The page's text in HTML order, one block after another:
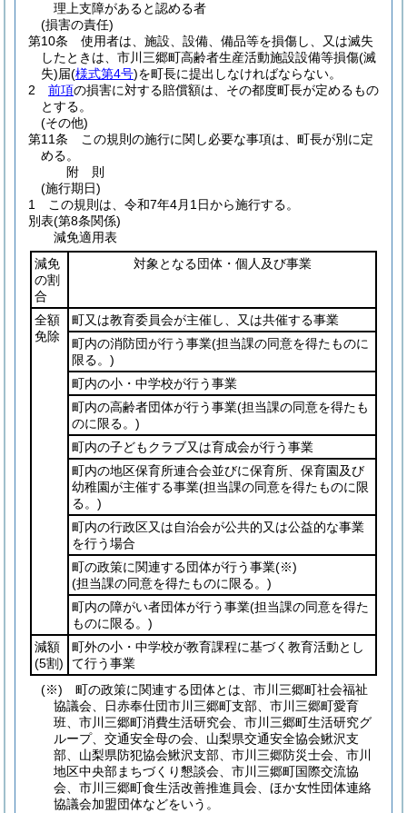
理上支障があると認める者
(損害の責任)
第10条
使用者は、施設、設備、備品等を損傷し、又は滅失
したときは、市川三郷町高齢者生産活動施設設備等損傷(滅
失)届(様式第4号)を町長に提出しなければならない。
2
前項の損害に対する賠償額は、その都度町長が定めるもの
とする。
(その他)
第11条
この規則の施行に関し必要な事項は、町長が別に定
める。
附 則
(施行期日)
1
この規則は、令和7年4月1日から施行する。
別表(第8条関係)
減免適用表
減免
の割
合
対象となる団体・個人及び事業
全額
免除
町又は教育委員会が主催し、又は共催する事業
町内の消防団が行う事業(担当課の同意を得たものに
限る。)
町内の小・中学校が行う事業
町内の高齢者団体が行う事業(担当課の同意を得たも
のに限る。)
町内の子どもクラブ又は育成会が行う事業
町内の地区保育所連合会並びに保育所、保育園及び
幼稚園が主催する事業(担当課の同意を得たものに限
る。)
町内の行政区又は自治会が公共的又は公益的な事業
を行う場合
町の政策に関連する団体が行う事業(※)
(担当課の同意を得たものに限る。)
町内の障がい者団体が行う事業(担当課の同意を得た
ものに限る。)
減額
(5割)
町外の小・中学校が教育課程に基づく教育活動とし
て行う事業
(※) 町の政策に関連する団体とは、市川三郷町社会福祉
協議会、日赤奉仕団市川三郷町支部、市川三郷町愛育
班、市川三郷町消費生活研究会、市川三郷町生活研究グ
ループ、交通安全母の会、山梨県交通安全協会鰍沢支
部、山梨県防犯協会鰍沢支部、市川三郷防災士会、市川
地区中央部まちづくり懇談会、市川三郷町国際交流協
会、市川三郷町食生活改善推進員会、ほか女性団体連絡
協議会加盟団体などをいう。